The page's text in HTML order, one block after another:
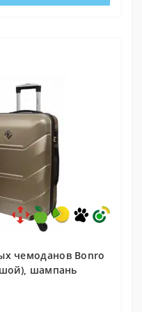
чемоданов Bonro
шампань